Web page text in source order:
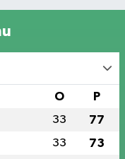
O P
33 77
33 73